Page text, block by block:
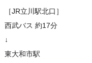
［JR立川駅北口］
西武バス 約17分
↓
東大和市駅